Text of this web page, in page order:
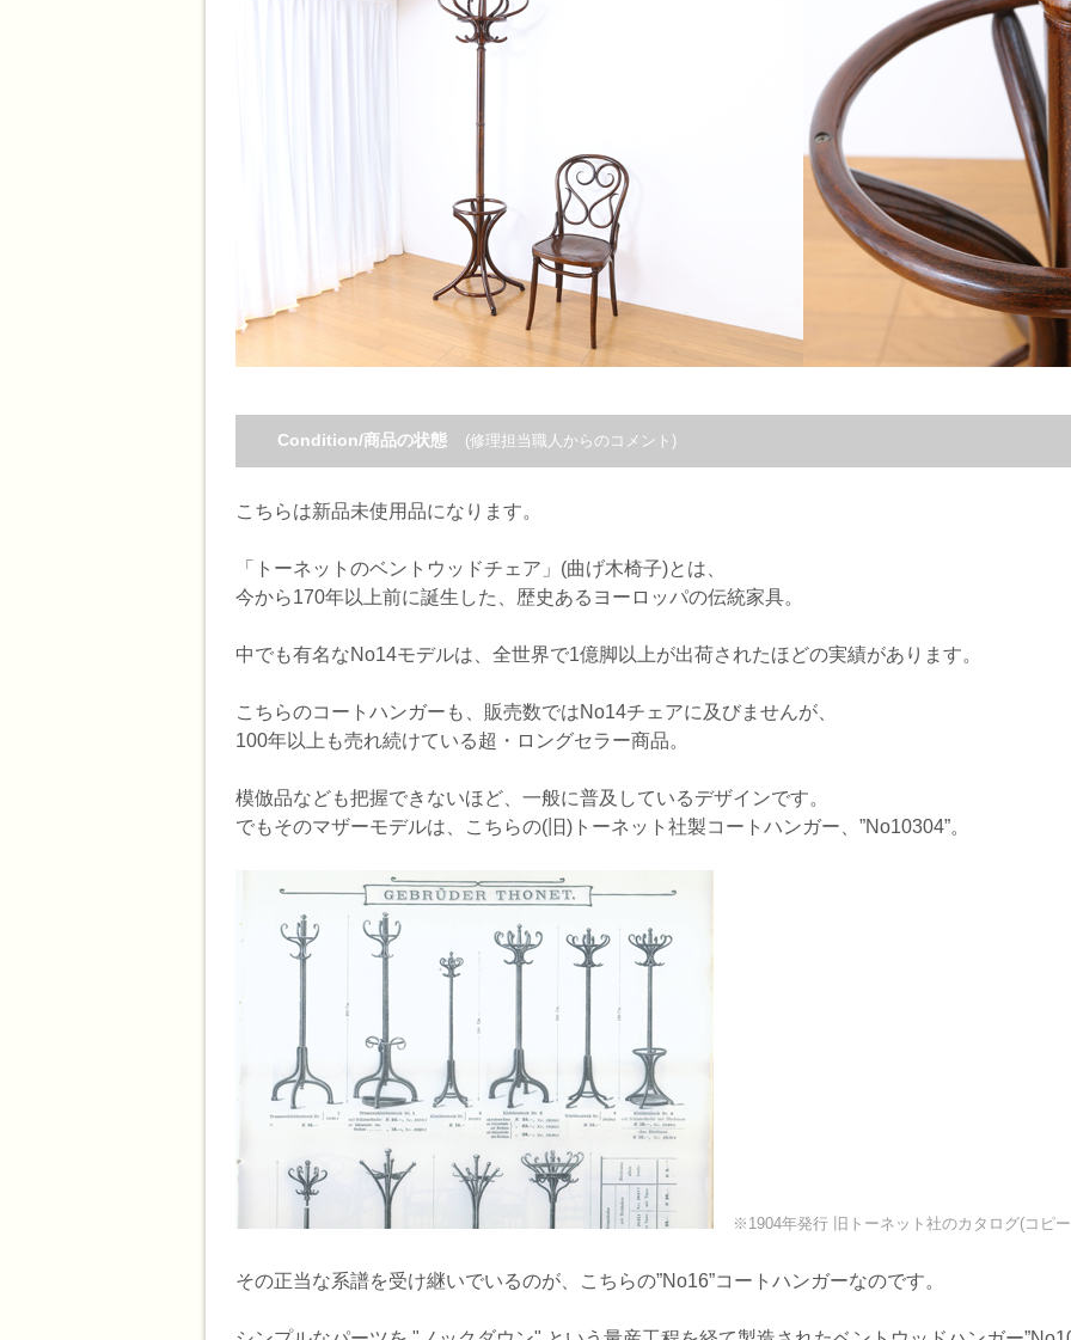
Condition/商品の状態 (修理担当職人からのコメント)
こちらは新品未使用品になります。
「トーネットのベントウッドチェア」(曲げ木椅子)とは、
今から170年以上前に誕生した、歴史あるヨーロッパの伝統家具。
中でも有名なNo14モデルは、全世界で1億脚以上が出荷されたほどの実績があります。
こちらのコートハンガーも、販売数ではNo14チェアに及びませんが、
100年以上も売れ続けている超・ロングセラー商品。
模倣品なども把握できないほど、一般に普及しているデザインです。
でもそのマザーモデルは、こちらの(旧)トーネット社製コートハンガー、”No10304”。
※1904年発行 旧トーネット社のカタログ(コピ
その正当な系譜を受け継いでいるのが、こちらの”No16”コートハンガーなのです。